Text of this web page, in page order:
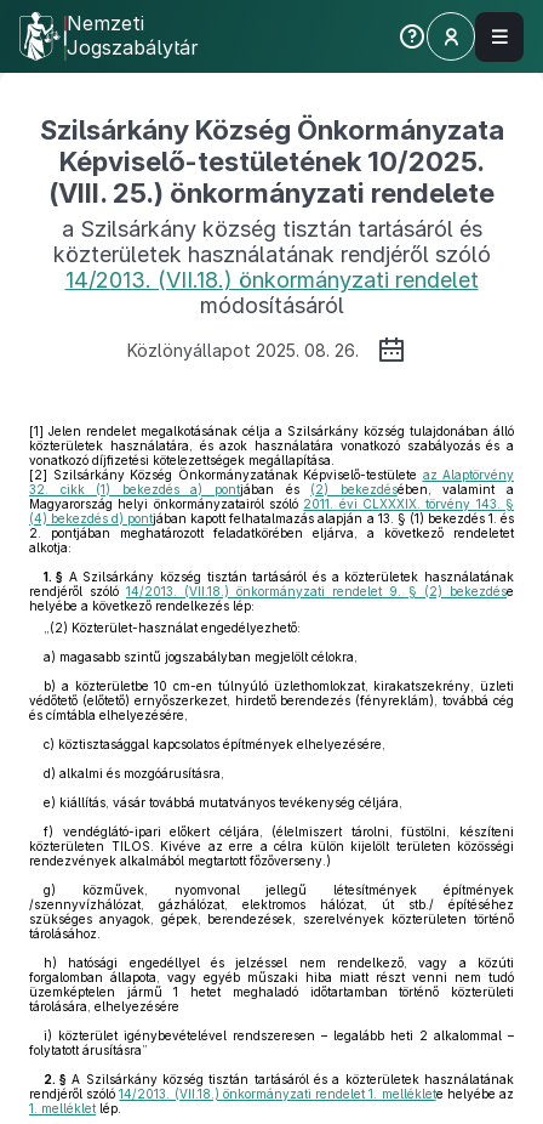
Nemzeti
Jogszabálytár
Szilsárkány Község Önkormányzata
Képviselő-testületének 10/2025.
(VIII. 25.) önkormányzati rendelete
a Szilsárkány község tisztán tartásáról és
közterületek használatának rendjéről szóló
14/2013. (VII.18.) önkormányzati rendelet
módosításáról
Közlönyállapot 2025. 08. 26.
[1] Jelen rendelet megalkotásának célja a Szilsárkány község tulajdonában álló
közterületek használatára, és azok használatára vonatkozó szabályozás és a
vonatkozó díjfizetési kötelezettségek megállapítása.
[2] Szilsárkány Község Önkormányzatának Képviselő-testülete az Alaptörvény
32. cikk (1) bekezdés a) pontjában és (2) bekezdésében, valamint a
Magyarország helyi önkormányzatairól szóló 2011. évi CLXXXIX. törvény 143. §
(4) bekezdés d) pontjában kapott felhatalmazás alapján a 13. § (1) bekezdés 1. és
2. pontjában meghatározott feladatkörében eljárva, a következő rendeletet
alkotja:
1. § A Szilsárkány község tisztán tartásáról és a közterületek használatának
rendjéről szóló 14/2013. (VII.18.) önkormányzati rendelet 9. § (2) bekezdése
helyébe a következő rendelkezés lép:
„(2) Közterület-használat engedélyezhető:
a) magasabb szintű jogszabályban megjelölt célokra,
b) a közterületbe 10 cm-en túlnyúló üzlethomlokzat, kirakatszekrény, üzleti
védőtető (előtető) ernyőszerkezet, hirdető berendezés (fényreklám), továbbá cég
és címtábla elhelyezésére,
c) köztisztasággal kapcsolatos építmények elhelyezésére,
d) alkalmi és mozgóárusításra,
e) kiállítás, vásár továbbá mutatványos tevékenység céljára,
f) vendéglátó-ipari előkert céljára, (élelmiszert tárolni, füstölni, készíteni
közterületen TILOS. Kivéve az erre a célra külön kijelölt területen közösségi
rendezvények alkalmából megtartott főzőverseny.)
g) közművek, nyomvonal jellegű létesítmények építmények
/szennyvízhálózat, gázhálózat, elektromos hálózat, út stb./ építéséhez
szükséges anyagok, gépek, berendezések, szerelvények közterületen történő
tárolásához.
h) hatósági engedéllyel és jelzéssel nem rendelkező, vagy a közúti
forgalomban állapota, vagy egyéb műszaki hiba miatt részt venni nem tudó
üzemképtelen jármű 1 hetet meghaladó időtartamban történő közterületi
tárolására, elhelyezésére
i) közterület igénybevételével rendszeresen – legalább heti 2 alkalommal –
folytatott árusításra”
2. § A Szilsárkány község tisztán tartásáról és a közterületek használatának
rendjéről szóló14/2013. (VII.18.) önkormányzati rendelet 1. melléklete helyébe az
1. melléklet lép.